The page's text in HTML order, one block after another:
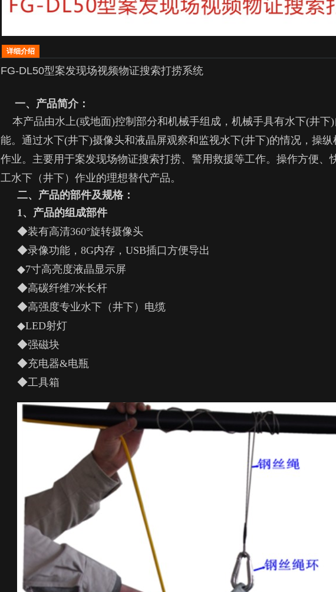
详细介绍
FG-DL50型案发现场视频物证搜索打捞系统
一、产品简介：
本产品由水上(或地面)控制部分和机械手组成，机械手具有水下(井下)
能。通过水下(井下)摄像头和液晶屏观察和监视水下(井下)的情况，操
作业。主要用于案发现场物证搜索打捞、警用救援等工作。操作方便、
工水下（井下）作业的理想替代产品。
二、产品的部件及规格：
1 、产品的组成部件
◆装有高清360°旋转摄像头
◆录像功能， 8G内存， USB插口方便导出
◆7寸高亮度液晶显示屏
◆高碳纤维7米长杆
◆高强度专业水下（井下）电缆
◆LED射灯
◆强磁块
◆充电器&电瓶
◆工具箱